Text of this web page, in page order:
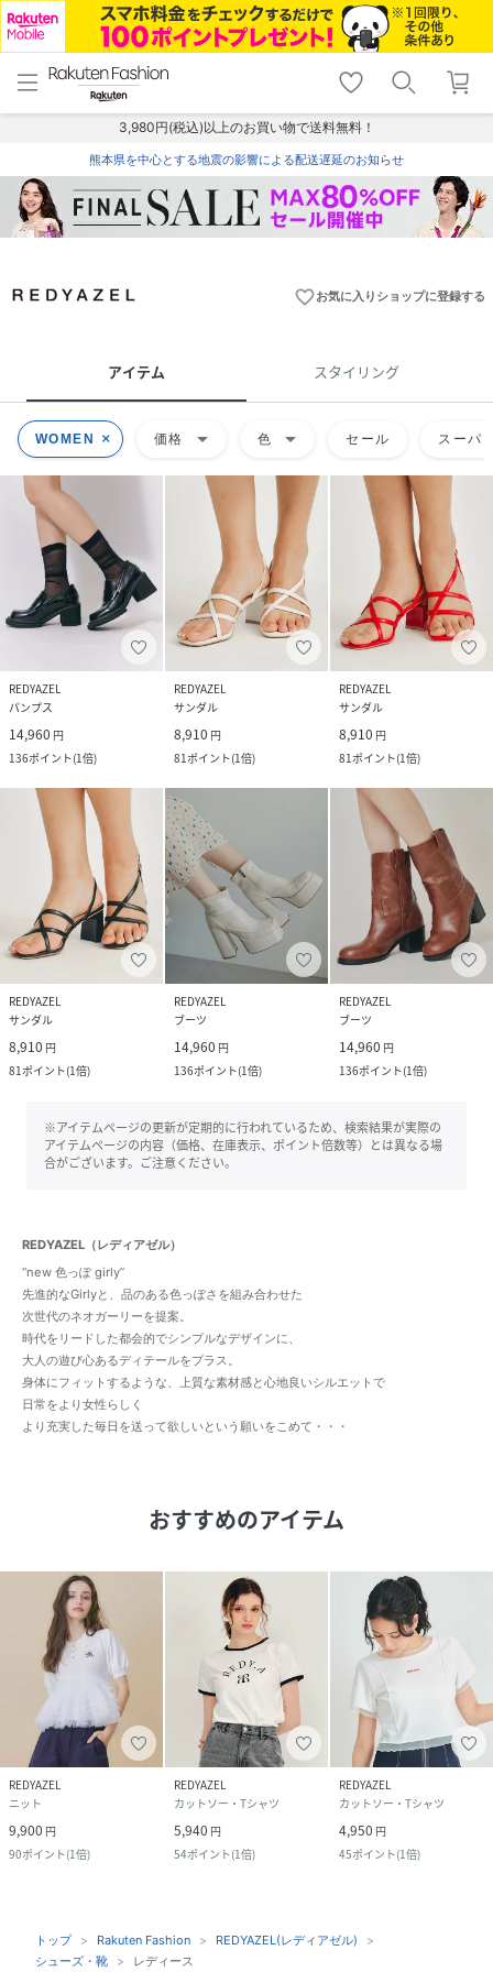
menu home
トップ
shopping_cart lock_outline
ログイン
3,980円(税込)以上のお買い物で送料無料！
熊本県を中心とする地震の影響による配送遅延のお知らせ
favorite_borderお気に入りショップに登録する
アイテム スタイリング
WOMEN 価格 arrow_drop_down 色 arrow_drop_down セール スーパ
REDYAZEL
パンプス
14,960 円
136ポイント(1倍)
REDYAZEL
サンダル
8,910 円
81ポイント(1倍)
REDYAZEL
サンダル
8,910 円
81ポイント(1倍)
REDYAZEL
サンダル
8,910 円
81ポイント(1倍)
REDYAZEL
ブーツ
14,960 円
136ポイント(1倍)
REDYAZEL
ブーツ
14,960 円
136ポイント(1倍)
※アイテムページの更新が定期的に行われているため、検索結果が実際の
アイテムページの内容（価格、在庫表示、ポイント倍数等）とは異なる場
合がございます。ご注意ください。
REDYAZEL（レディアゼル）
“new 色っぽ girly”
先進的なGirlyと、品のある色っぽさを組み合わせた
次世代のネオガーリーを提案。
時代をリードした都会的でシンプルなデザインに、
大人の遊び心あるディテールをプラス。
身体にフィットするような、上質な素材感と心地良いシルエットで
日常をより女性らしく
より充実した毎日を送って欲しいという願いをこめて・・・
おすすめのアイテム
REDYAZEL
ニット
9,900 円
90ポイント(1倍)
REDYAZEL
カットソー・Tシャツ
5,940 円
54ポイント(1倍)
REDYAZEL
カットソー・Tシャツ
4,950 円
45ポイント(1倍)
トップ Rakuten Fashion
REDYAZEL(レディアゼル)
シューズ・靴
レディース